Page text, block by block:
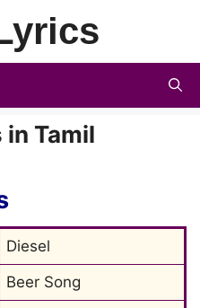
in Tamil
Diesel
Beer Song